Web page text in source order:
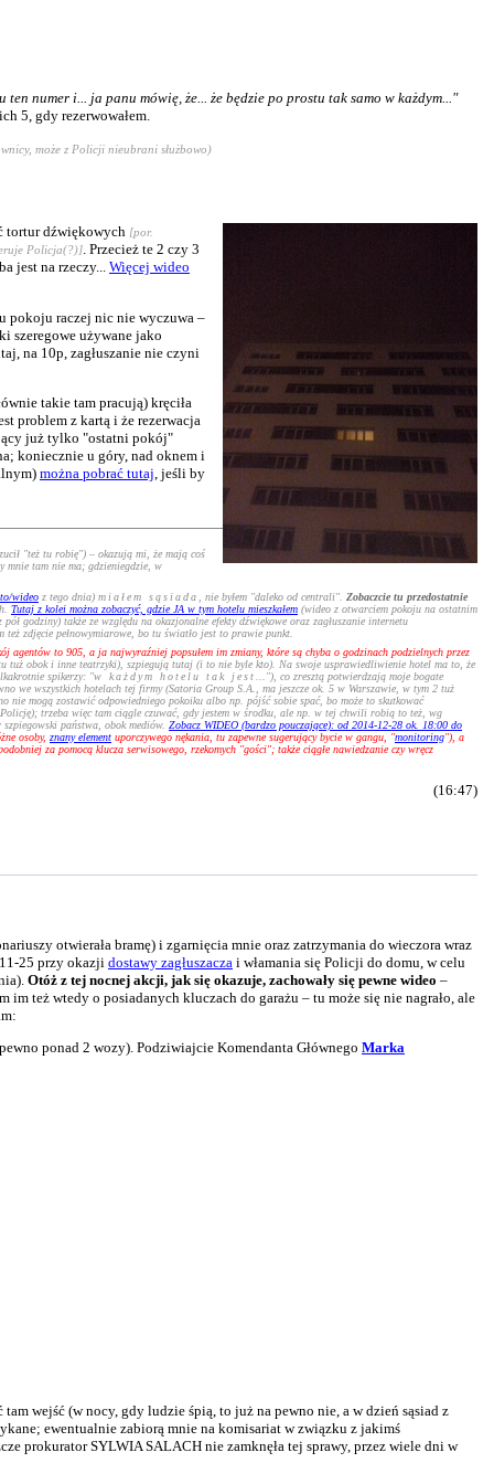
numer i... ja panu mówię, że... że będzie po prostu tak samo w każdym..."
5, gdy rezerwowałem.
może z Policji nieubrani służbowo)
tortur dźwiękowych [por.
Policja(?)]. Przecież te 2 czy 3
jest na rzeczy... Więcej wideo
pokoju raczej nic nie wyczuwa –
szeregowe używane jako
na 10p, zagłuszanie nie czyni
takie tam pracują) kręciła
problem z kartą i że rezerwacja
już tylko "ostatni pokój"
koniecznie u góry, nad oknem i
można pobrać tutaj , jeśli by
"też tu robię") – okazują mi, że mają coś
mnie tam nie ma; gdzieniegdzie, w
wideo z tego dnia) miałem sąsiada , nie byłem "daleko od centrali". Zobaczcie tu przedostatnie
Tutaj z kolei można zobaczyć, gdzie JA w tym hotelu mieszkałem (wideo z otwarciem pokoju na ostatnim
godziny) także ze względu na okazjonalne efekty dźwiękowe oraz zagłuszanie internetu
zdjęcie pełnowymiarowe, bo tu światło jest to prawie punkt.
agentów to 905, a ja najwyraźniej popsułem im zmiany, które są chyba o godzinach podzielnych przez
tuż obok i inne teatrzyki), szpiegują tutaj (i to nie byle kto). Na swoje usprawiedliwienie hotel ma to, że
spikerzy: "w każdym hotelu tak jest
..."), co zresztą potwierdzają moje bogate
we wszystkich hotelach tej firmy (Satoria Group S.A., ma jeszcze ok. 5 w Warszawie, w tym 2 tuż
nie mogą zostawić odpowiedniego pokoiku albo np. pójść sobie spać, bo może to skutkować
trzeba więc tam ciągle czuwać, gdy jestem w środku, ale np. w tej chwili robią to też, wg
państwa, obok mediów. Zobacz WIDEO (bardzo pouczające): od 2014-12-28 ok. 18:00 do
osoby, znany element uporczywego nękania, tu zapewne sugerujący bycie w gangu, "monitoring"), a
za pomocą klucza serwisowego, rzekomych "gości"; także ciągłe nawiedzanie czy wręcz
(16:47)
otwierała bramę) i zgarnięcia mnie oraz zatrzymania do wieczora wraz
25 przy okazji dostawy zagłuszacza i włamania się Policji do domu, w celu
Otóż z tej nocnej akcji, jak się okazuje, zachowały się pewne wideo –
też wtedy o posiadanych kluczach do garażu – tu może się nie nagrało, ale
ponad 2 wozy). Podziwiajcie Komendanta Głównego Marka
wejść (w nocy, gdy ludzie śpią, to już na pewno nie, a w dzień sąsiad z
ewentualnie zabiorą mnie na komisariat w związku z jakimś
prokurator SYLWIA SALACH nie zamknęła tej sprawy, przez wiele dni w